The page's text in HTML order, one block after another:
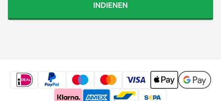
INDIENEN